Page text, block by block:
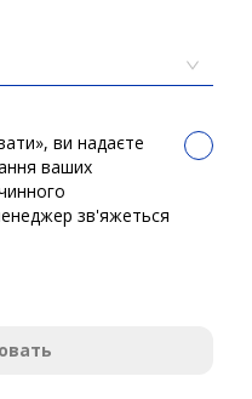
ви надаєте
ваших
зв'яжеться